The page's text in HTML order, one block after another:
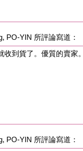
PO-YIN 所評論寫道：
到貨了。優質的賣家。
PO-YIN 所評論寫道：